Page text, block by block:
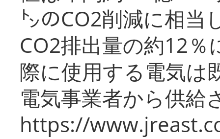
㌧のCO2削減に相当
CO2排出量の約12％
際に使用する電気は
電気事業者から供給
https://